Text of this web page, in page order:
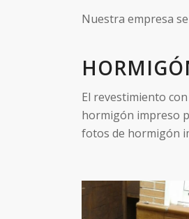
Nuestra empresa
El revestimiento
hormigón impreso
fotos de hormigón